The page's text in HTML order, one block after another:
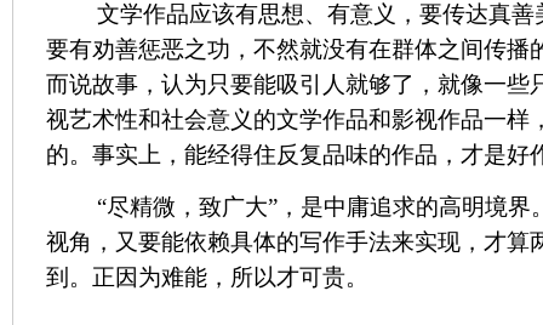
文学作品应该有思想、有意义，要传达真
要有劝善惩恶之功，不然就没有在群体之间传播
而说故事，认为只要能吸引人就够了，就像一些
视艺术性和社会意义的文学作品和影视作品一样
的。事实上，能经得住反复品味的作品，才是好
“尽精微，致广大”，是中庸追求的高明境
视角，又要能依赖具体的写作手法来实现，才算
到。正因为难能，所以才可贵。